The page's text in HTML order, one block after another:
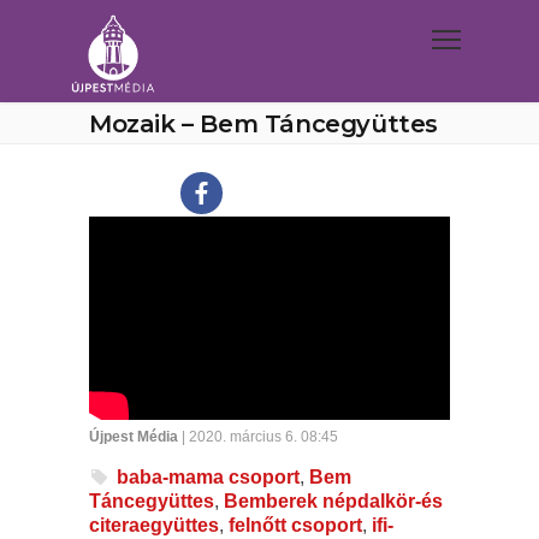
Mozaik – Bem Táncegyüttes
Újpest Média | 2020. március 6. 08:45
baba-mama csoport, Bem
Táncegyüttes, Bemberek népdalkör-és
citeraegyüttes, felnőtt csoport, ifi-